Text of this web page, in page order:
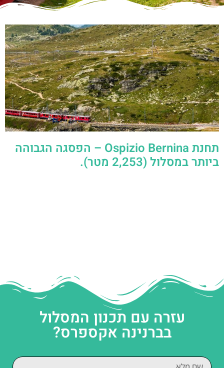
תחנת Ospizio Bernina – הפסגה הגבוהה
ביותר במסלול (2,253 מטר).
עזרה עם תכנון המסלול
בברנינה אקספרס?